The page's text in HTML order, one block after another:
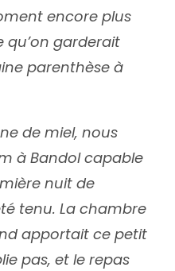
encore plus
qu’on garderait
parenthèse à
de miel, nous
à Bandol capable
nuit de
tenu. La chambre
apportait ce petit
pas, et le repas